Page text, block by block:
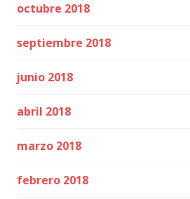
octubre 2018
septiembre 2018
junio 2018
abril 2018
marzo 2018
febrero 2018